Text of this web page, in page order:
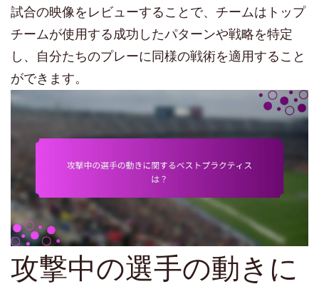
試合の映像をレビューすることで、チームはトップ
チームが使用する成功したパターンや戦略を特定
し、自分たちのプレーに同様の戦術を適用すること
ができます。
攻撃中の選手の動きに